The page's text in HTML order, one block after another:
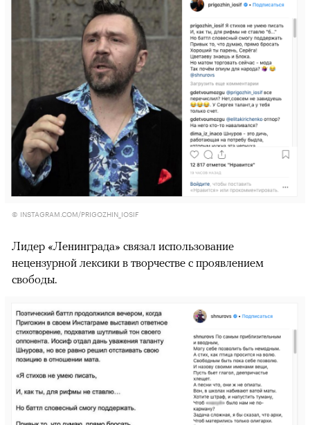
© INSTAGRAM.COM/PRIGOZHIN_IOSIF
Лидер «Ленинграда» связал использование
нецензурной лексики в творчестве с проявлением
свободы.